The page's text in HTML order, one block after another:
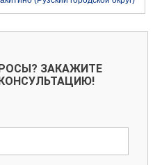
ЗАКАЖИТЕ